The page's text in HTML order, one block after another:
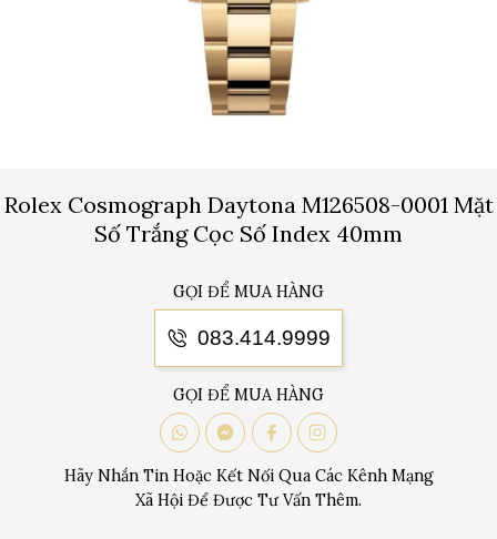
Rolex Cosmograph Daytona M126508-0001 Mặt
Số Trắng Cọc Số Index 40mm
GỌI ĐỂ MUA HÀNG
083.414.9999
GỌI ĐỂ MUA HÀNG
Hãy Nhắn Tin Hoặc Kết Nối Qua Các Kênh Mạng
Xã Hội Để Được Tư Vấn Thêm.